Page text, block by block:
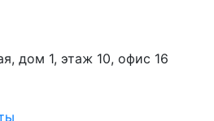
дом 1, этаж 10, офис 16